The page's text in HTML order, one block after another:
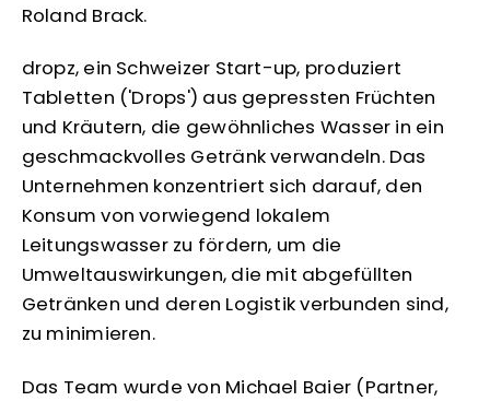
Roland Brack.
dropz, ein Schweizer Start-up, produziert
Tabletten ('Drops') aus gepressten Früchten
und Kräutern, die gewöhnliches Wasser in ein
geschmackvolles Getränk verwandeln. Das
Unternehmen konzentriert sich darauf, den
Konsum von vorwiegend lokalem
Leitungswasser zu fördern, um die
Umweltauswirkungen, die mit abgefüllten
Getränken und deren Logistik verbunden sind,
zu minimieren.
Das Team wurde von Michael Baier (Partner,